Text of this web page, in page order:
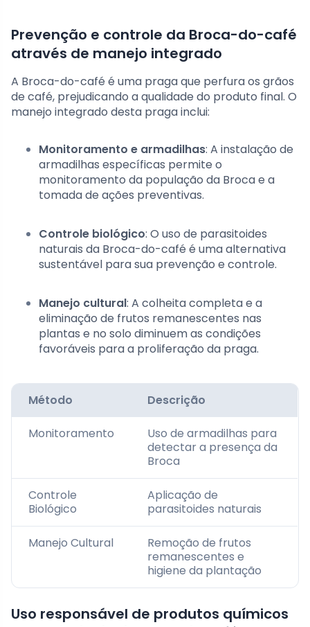
Prevenção e controle da Broca-do-café
através de manejo integrado
A Broca-do-café é uma praga que perfura os grãos
de café, prejudicando a qualidade do produto final. O
manejo integrado desta praga inclui:
Monitoramento e armadilhas: A instalação de
armadilhas específicas permite o
monitoramento da população da Broca e a
tomada de ações preventivas.
Controle biológico: O uso de parasitoides
naturais da Broca-do-café é uma alternativa
sustentável para sua prevenção e controle.
Manejo cultural: A colheita completa e a
eliminação de frutos remanescentes nas
plantas e no solo diminuem as condições
favoráveis para a proliferação da praga.
Método Descrição
Monitoramento
Uso de armadilhas para
detectar a presença da
Broca
Controle
Biológico
Aplicação de
parasitoides naturais
Manejo Cultural
Remoção de frutos
remanescentes e
higiene da plantação
Uso responsável de produtos químicos